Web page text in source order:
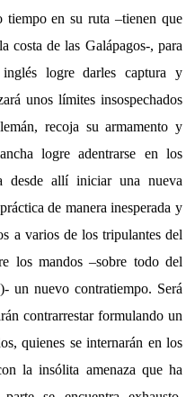
tiempo en su ruta –tienen que
costa de las Galápagos-, para
logre darles captura y
unos límites insospechados
recoja su armamento y
logre adentrarse en los
desde allí iniciar una nueva
de manera inesperada y
a varios de los tripulantes del
los mandos –sobre todo del
un nuevo contratiempo. Será
contrarrestar formulando un
quienes se internarán en los
la insólita amenaza que ha